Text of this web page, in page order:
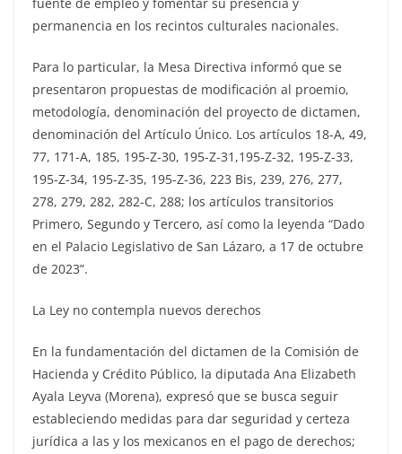
permanencia en los recintos culturales nacionales.
Para lo particular, la Mesa Directiva informó que se
presentaron propuestas de modificación al proemio,
metodología, denominación del proyecto de dictamen,
denominación del Artículo Único. Los artículos 18-A, 49,
77, 171-A, 185, 195-Z-30, 195-Z-31,195-Z-32, 195-Z-33,
195-Z-34, 195-Z-35, 195-Z-36, 223 Bis, 239, 276, 277,
278, 279, 282, 282-C, 288; los artículos transitorios
Primero, Segundo y Tercero, así como la leyenda “Dado
en el Palacio Legislativo de San Lázaro, a 17 de octubre
de 2023”.
La Ley no contempla nuevos derechos
En la fundamentación del dictamen de la Comisión de
Hacienda y Crédito Público, la diputada Ana Elizabeth
Ayala Leyva (Morena), expresó que se busca seguir
estableciendo medidas para dar seguridad y certeza
jurídica a las y los mexicanos en el pago de derechos;